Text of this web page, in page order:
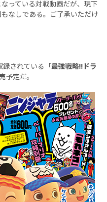
っている対戦動画だが、現下
なしである。ご了承いただけ
録されている 「最強戦略!!ドラ
予定だ。